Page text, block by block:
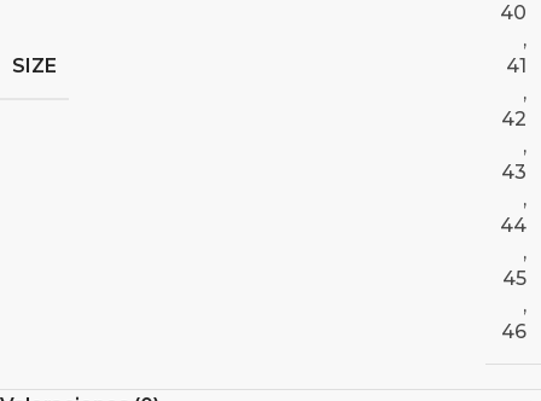
SIZE
40
,
41
,
42
,
43
,
44
,
45
,
46